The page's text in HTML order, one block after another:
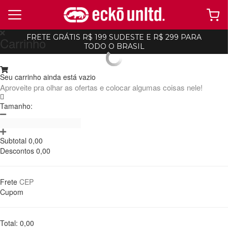
FRETE GRÁTIS R$ 199 SUDESTE E R$ 299 PARA
TODO O BRASIL
Carrinho
Seu carrinho ainda está vazio
Aproveite pra olhar as ofertas e colocar algumas coisas nele!
Tamanho:
Subtotal 0,00
Descontos 0,00
Frete
Cupom
Total: 0,00
ecko
-
R$ 152,99
R$ 169,99
desconto)
-10%
R$ 125,99 R$ 139,99